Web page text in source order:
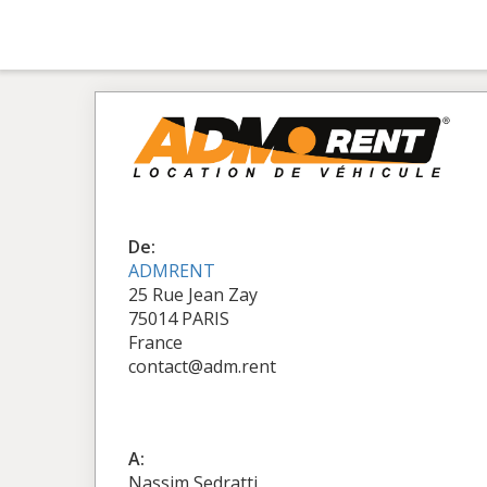
De:
ADMRENT
25 Rue Jean Zay
75014 PARIS
France
contact@adm.rent
A: